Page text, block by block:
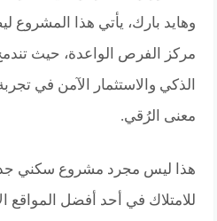
وهايد بارك، يأتي هذا
مركز الفرص الواعدة، حيث
الذكي والاستثمار الآمن في
معنى الرُقي.
هذا ليس مجرد مشروع سكني
للامتلاك في أحد أفضل المواقع